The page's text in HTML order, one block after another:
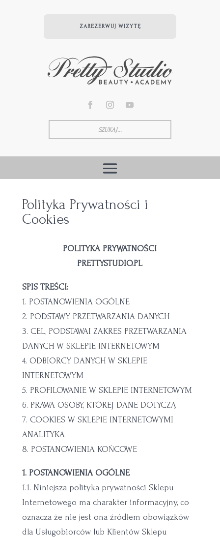
ZAREZERWUJ WIZYTĘ
Polityka Prywatności i
Cookies
POLITYKA PRYWATNOŚCI
PRETTYSTUDIO.PL
SPIS TREŚCI:
1. POSTANOWIENIA OGÓLNE
2. PODSTAWY PRZETWARZANIA DANYCH
3. CEL, PODSTAWAI ZAKRES PRZETWARZANIA
DANYCH W SKLEPIE INTERNETOWYM
4. ODBIORCY DANYCH W SKLEPIE
INTERNETOWYM
5. PROFILOWANIE W SKLEPIE INTERNETOWYM
6. PRAWA OSOBY, KTÓREJ DANE DOTYCZĄ
7. COOKIES W SKLEPIE INTERNETOWYMI
ANALITYKA
8. POSTANOWIENIA KOŃCOWE
1. POSTANOWIENIA OGÓLNE
1.1. Niniejsza polityka prywatności Sklepu
Internetowego ma charakter informacyjny, co
oznacza że nie jest ona źródłem obowiązków
dla Usługobiorców lub Klientów Sklepu